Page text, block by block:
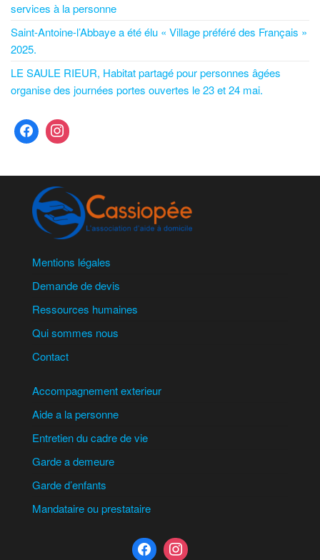
services à la personne
Saint-Antoine-l’Abbaye a été élu « Village préféré des Français »
2025.
LE SAULE RIEUR, Habitat partagé pour personnes âgées
organise des journées portes ouvertes le 23 et 24 mai.
Mentions légales
Demande de devis
Ressources humaines
Qui sommes nous
Contact
Accompagnement exterieur
Aide a la personne
Entretien du cadre de vie
Garde a demeure
Garde d’enfants
Mandataire ou prestataire